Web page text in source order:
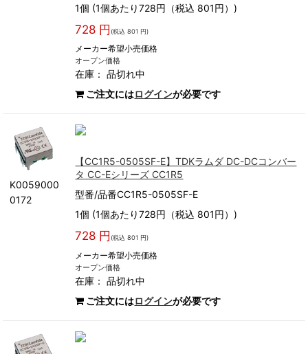
1個 (1個あたり728円（税込 801円）)
728 円 (税込 801 円)
メーカー希望小売価格
オープン価格
在庫：品切れ中
ご注文にはログインが必要です
K0059000
0172
【CC1R5-0505SF-E】TDKラムダ DC-DCコンバー
タ CC-Eシリーズ CC1R5
型番/品番CC1R5-0505SF-E
1個 (1個あたり728円（税込 801円）)
728 円 (税込 801 円)
メーカー希望小売価格
オープン価格
在庫：品切れ中
ご注文にはログインが必要です